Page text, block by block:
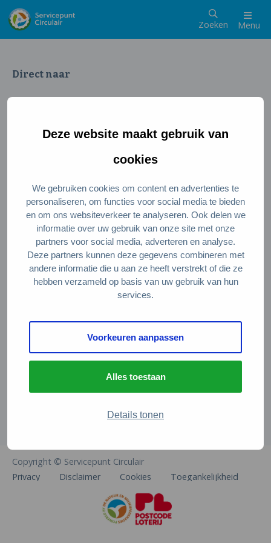
Deze website maakt gebruik van
cookies
We gebruiken cookies om content en advertenties te
personaliseren, om functies voor social media te bieden
en om ons websiteverkeer te analyseren. Ook delen we
informatie over uw gebruik van onze site met onze
partners voor social media, adverteren en analyse.
Deze partners kunnen deze gegevens combineren met
andere informatie die u aan ze heeft verstrekt of die ze
hebben verzameld op basis van uw gebruik van hun
services.
Voorkeuren aanpassen
Alles toestaan
Details tonen
Zoeken Menu
Direct naar
Wat is een circulaire samenleving
Meedoen als ondernemer
Circulaire producten en diensten
Wie zijn wij?
Over ons
Stel je vraag
Servicepunt Team
Veelgestelde vragen
De Natuur en Milieufederaties
Arthur van Schendelstraat 600
info@natuurenmilieufederaties.nl
Copyright © Servicepunt Circulair
Privacy
Disclaimer Cookies Toegankelijkheid